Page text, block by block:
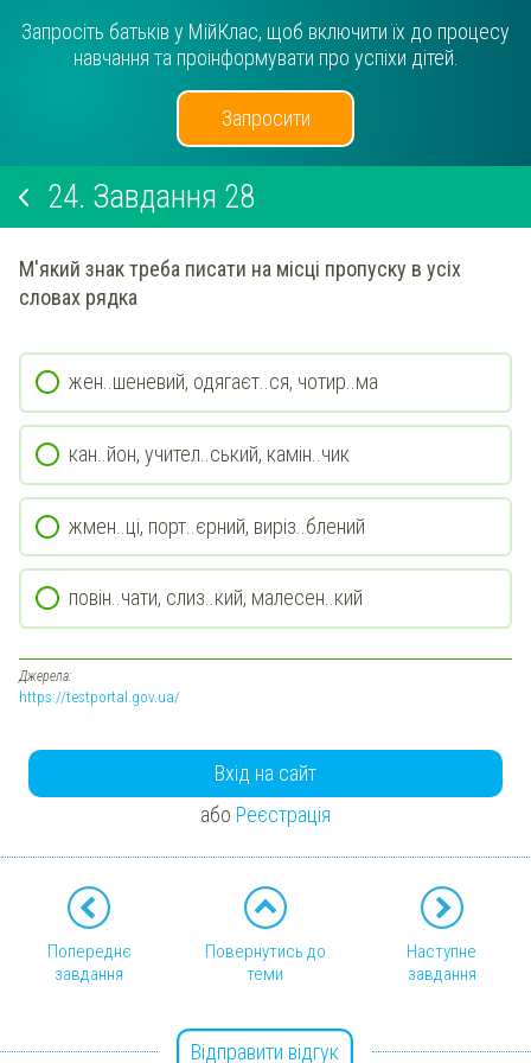
Запросіть батьків у МійКлас, щоб включити їх до процесу
навчання та проінформувати про успіхи дітей.
Запросити
24. Завдання 28
М'який знак треба писати на місці пропуску в усіх
словах рядка
жен..шеневий, одягаєт..ся, чотир..ма
кан..йон, учител..ський, камін..чик
жмен..ці, порт..єрний, виріз..блений
повін..чати, слиз..кий, малесен..кий
Джерела:
https://testportal.gov.ua/
Вхід на сайт
або Реєстрація
Попереднє
завдання
Повернутись до
теми
Наступне
завдання
Відправити відгук